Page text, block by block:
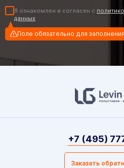
Я ознакомлен и согласен с
данных
Поле обязательно для заполнения
+7 (495)
Заказать